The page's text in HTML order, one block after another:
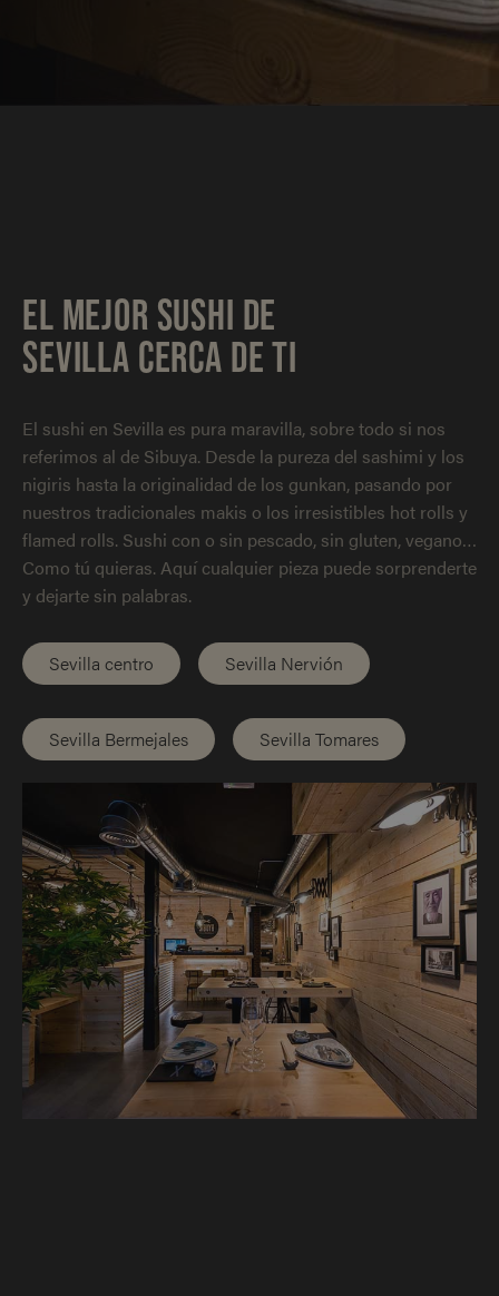
EL MEJOR SUSHI DE
SEVILLA CERCA DE TI
El sushi en Sevilla es pura maravilla, sobre todo si nos
referimos al de Sibuya. Desde la pureza del sashimi y los
nigiris hasta la originalidad de los gunkan, pasando por
nuestros tradicionales makis o los irresistibles hot rolls y
flamed rolls. Sushi con o sin pescado, sin gluten, vegano…
Como tú quieras. Aquí cualquier pieza puede sorprenderte
y dejarte sin palabras.
Sevilla centro Sevilla Nervión
Sevilla Bermejales Sevilla Tomares